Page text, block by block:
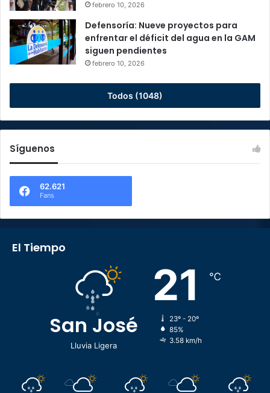
febrero 10, 2026
Defensoría: Nueve proyectos para
enfrentar el déficit del agua en la GAM
siguen pendientes
febrero 10, 2026
Todos (1048)
Síguenos
62.621
Fans
El Tiempo
San José
Lluvia Ligera
21 ℃
23º - 20º
85%
3.58 km/h